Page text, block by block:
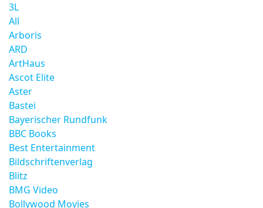
3L
All
Arboris
ARD
ArtHaus
Ascot Elite
Aster
Bastei
Bayerischer Rundfunk
BBC Books
Best Entertainment
Bildschriftenverlag
Blitz
BMG Video
Bollywood Movies